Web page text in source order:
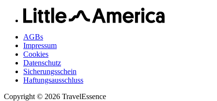
AGBs
Impressum
Cookies
Datenschutz
Sicherungsschein
Haftungsausschluss
Copyright © 2026 TravelEssence